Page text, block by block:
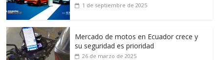
1 de septiembre de 2025
Mercado de motos en Ecuador crece y
su seguridad es prioridad
26 de marzo de 2025